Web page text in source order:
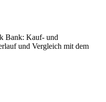
Bank: Kauf- und
und Vergleich mit dem